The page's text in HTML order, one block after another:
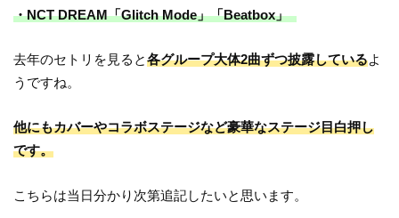
・NCT DREAM「Glitch Mode」「Beatbox」
去年のセトリを見ると各グループ大体2曲ずつ披露しているよ
うですね。
他にもカバーやコラボステージなど豪華なステージ目白押し
です。
こちらは当日分かり次第追記したいと思います。